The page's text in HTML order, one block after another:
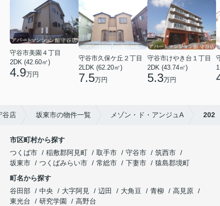
守谷市美園４丁目
2DK (42.60㎡)
4.9万円
守谷市久保ケ丘２丁目
2LDK (62.20㎡)
7.5万円
守谷市けやき台１丁目
2DK (43.74㎡)
5.3万円
谷店 坂東市の物件一覧 メゾン・ド・アンジュA 202
市区町村から探す
つくば市
稲敷郡阿見町 取手市 守谷市
筑西市
坂東市
つくばみらい市 常総市 下妻市
猿島郡境町
町名から探す
谷田部
中央 大字阿見 辺田 大角豆 青柳
高見原
東光台
研究学園
高野台